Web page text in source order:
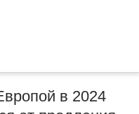
в 2024